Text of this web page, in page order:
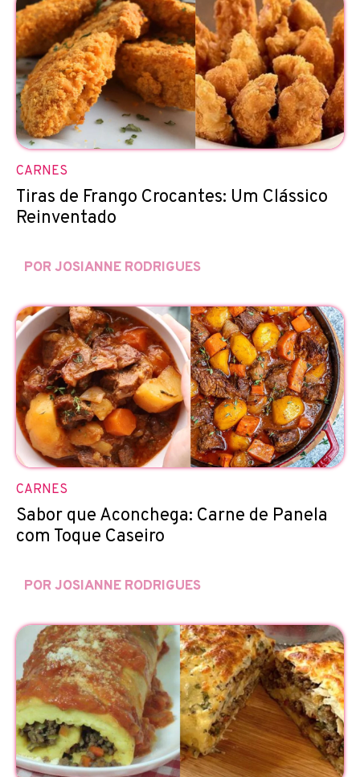
CARNES
Tiras de Frango Crocantes: Um Clássico
Reinventado
POR JOSIANNE RODRIGUES
CARNES
Sabor que Aconchega: Carne de Panela
com Toque Caseiro
POR JOSIANNE RODRIGUES